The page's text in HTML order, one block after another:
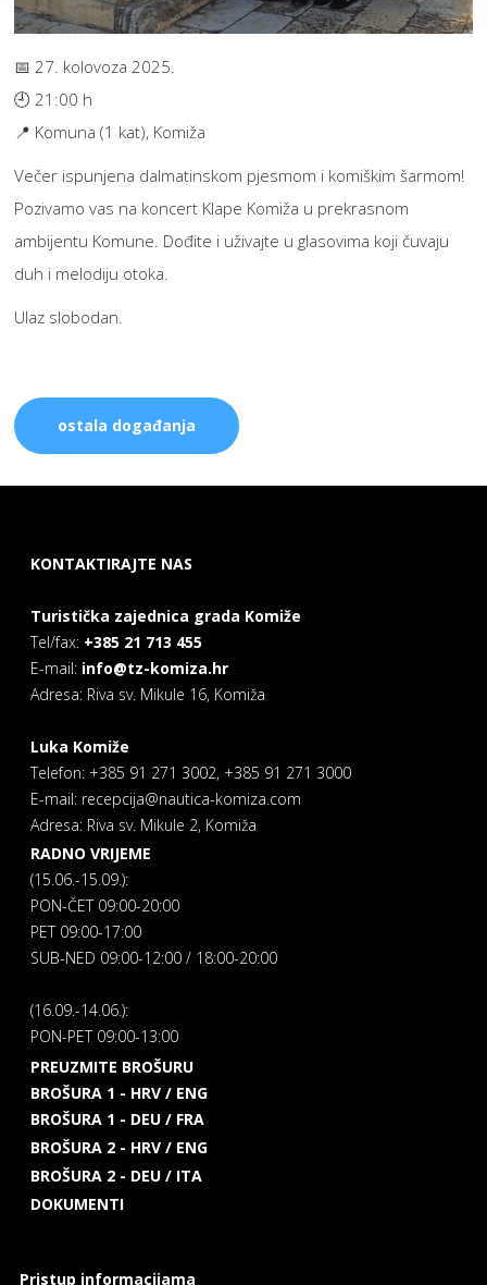
📅 27. kolovoza 2025.
🕘 21:00 h
📍 Komuna (1 kat), Komiža
Večer ispunjena dalmatinskom pjesmom i komiškim šarmom!
Pozivamo vas na koncert Klapе Komiža u prekrasnom
ambijentu Komune. Dođite i uživajte u glasovima koji čuvaju
duh i melodiju otoka.
Ulaz slobodan.
ostala događanja
KONTAKTIRAJTE NAS
Turistička zajednica grada Komiže
Tel/fax: +385 21 713 455
E-mail: info@tz-komiza.hr
Adresa: Riva sv. Mikule 16, Komiža
Luka Komiže
Telefon: +385 91 271 3002, +385 91 271 3000
E-mail: recepcija@nautica-komiza.com
Adresa: Riva sv. Mikule 2, Komiža
RADNO VRIJEME
(15.06.-15.09.):
PON-ČET 09:00-20:00
PET 09:00-17:00
SUB-NED 09:00-12:00 / 18:00-20:00
(16.09.-14.06.):
PON-PET 09:00-13:00
PREUZMITE BROŠURU
BROŠURA 1 - HRV / ENG
BROŠURA 1 - DEU / FRA
BROŠURA 2 - HRV / ENG
BROŠURA 2 - DEU / ITA
DOKUMENTI
Pristup informacijama